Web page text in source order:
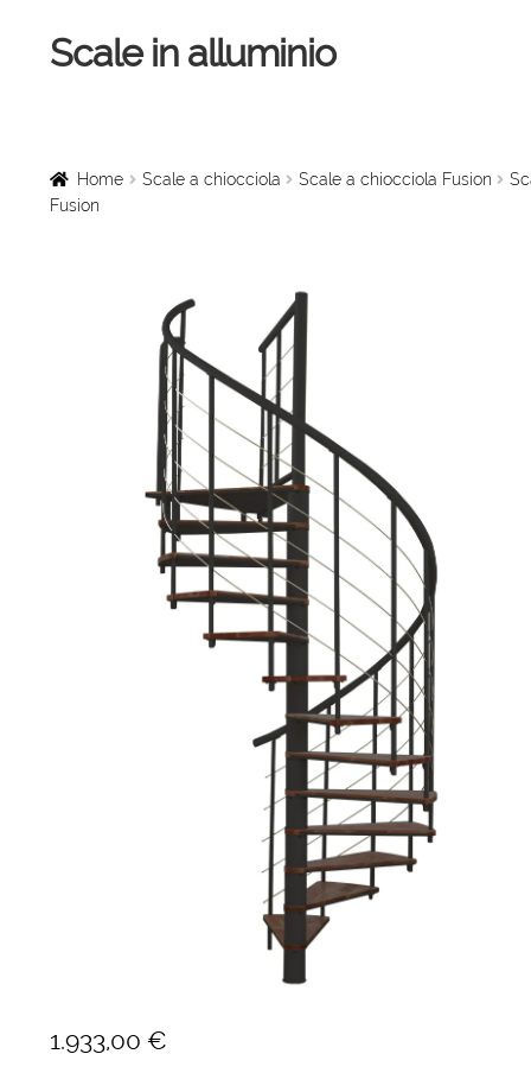
Vai
alla
Vai
al
Scale in alluminio
Scale a chiocciola
Scale in legno
Rampe di carico
Scale in alluminio
Parapetti Ringhiere Balaustre in acciaio e alluminio
Home Scale a chiocciola Scale a chiocciola Fusion
Fusion
Scala a chiocciola 120 cm
1.933,00 €